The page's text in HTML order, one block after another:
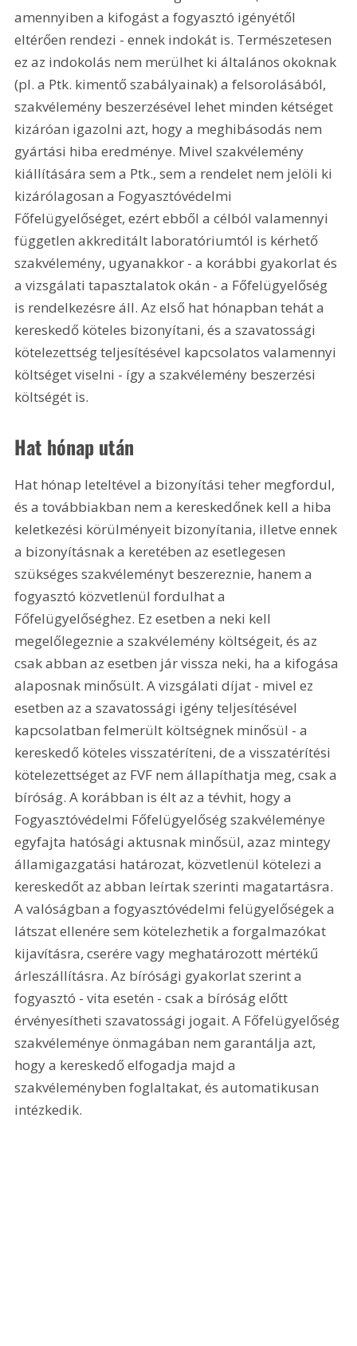
amennyiben a kifogást a fogyasztó igényétől
eltérően rendezi - ennek indokát is. Természetesen
ez az indokolás nem merülhet ki általános okoknak
(pl. a Ptk. kimentő szabályainak) a felsorolásából,
szakvélemény beszerzésével lehet minden kétséget
kizáróan igazolni azt, hogy a meghibásodás nem
gyártási hiba eredménye. Mivel szakvélemény
kiállítására sem a Ptk., sem a rendelet nem jelöli ki
kizárólagosan a Fogyasztóvédelmi
Főfelügyelőséget, ezért ebből a célból valamennyi
független akkreditált laboratóriumtól is kérhető
szakvélemény, ugyanakkor - a korábbi gyakorlat és
a vizsgálati tapasztalatok okán - a Főfelügyelőség
is rendelkezésre áll. Az első hat hónapban tehát a
kereskedő köteles bizonyítani, és a szavatossági
kötelezettség teljesítésével kapcsolatos valamennyi
költséget viselni - így a szakvélemény beszerzési
költségét is.
Hat hónap után
Hat hónap leteltével a bizonyítási teher megfordul,
és a továbbiakban nem a kereskedőnek kell a hiba
keletkezési körülményeit bizonyítania, illetve ennek
a bizonyításnak a keretében az esetlegesen
szükséges szakvéleményt beszereznie, hanem a
fogyasztó közvetlenül fordulhat a
Főfelügyelőséghez. Ez esetben a neki kell
megelőlegeznie a szakvélemény költségeit, és az
csak abban az esetben jár vissza neki, ha a kifogása
alaposnak minősült. A vizsgálati díjat - mivel ez
esetben az a szavatossági igény teljesítésével
kapcsolatban felmerült költségnek minősül - a
kereskedő köteles visszatéríteni, de a visszatérítési
kötelezettséget az FVF nem állapíthatja meg, csak a
bíróság. A korábban is élt az a tévhit, hogy a
Fogyasztóvédelmi Főfelügyelőség szakvéleménye
egyfajta hatósági aktusnak minősül, azaz mintegy
államigazgatási határozat, közvetlenül kötelezi a
kereskedőt az abban leírtak szerinti magatartásra.
A valóságban a fogyasztóvédelmi felügyelőségek a
látszat ellenére sem kötelezhetik a forgalmazókat
kijavításra, cserére vagy meghatározott mértékű
árleszállításra. Az bírósági gyakorlat szerint a
fogyasztó - vita esetén - csak a bíróság előtt
érvényesítheti szavatossági jogait. A Főfelügyelőség
szakvéleménye önmagában nem garantálja azt,
hogy a kereskedő elfogadja majd a
szakvéleményben foglaltakat, és automatikusan
intézkedik.